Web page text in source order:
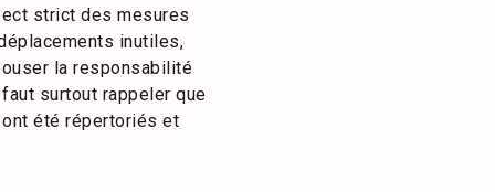
strict des mesures
inutiles,
la responsabilité
surtout rappeler que
été répertoriés et